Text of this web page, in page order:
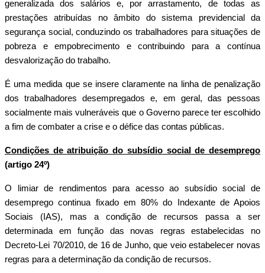
generalizada dos salários e, por arrastamento, de todas as
prestações atribuídas no âmbito do sistema previdencial da
segurança social, conduzindo os trabalhadores para situações de
pobreza e empobrecimento e contribuindo para a contínua
desvalorização do trabalho.
É uma medida que se insere claramente na linha de penalização
dos trabalhadores desempregados e, em geral, das pessoas
socialmente mais vulneráveis que o Governo parece ter escolhido
a fim de combater a crise e o défice das contas públicas.
Condições de atribuição do subsídio social de desemprego
(artigo 24º)
O limiar de rendimentos para acesso ao subsídio social de
desemprego continua fixado em 80% do Indexante de Apoios
Sociais (IAS), mas a condição de recursos passa a ser
determinada em função das novas regras estabelecidas no
Decreto-Lei 70/2010, de 16 de Junho, que veio estabelecer novas
regras para a determinação da condição de recursos.